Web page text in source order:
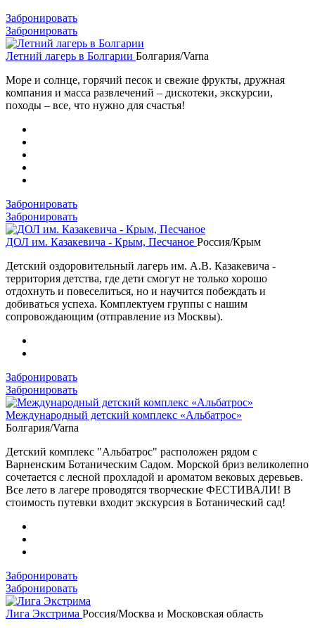
Забронировать
Забронировать
Летний лагерь в Болгарии Болгария/Varna
Море и солнце, горячий песок и свежие фрукты, дружная
компания и масса развлечений – дискотеки, экскурсии,
походы – все, что нужно для счастья!
Забронировать
Забронировать
ДОЛ им. Казакевича - Крым, Песчаное Россия/Крым
Детский оздоровительный лагерь им. А.В. Казакевича -
территория детства, где дети смогут не только хорошо
отдохнуть и повеселиться, но и научится побеждать и
добиваться успеха. Комплектуем группы с нашим
сопровождающим (отправление из Москвы).
Забронировать
Забронировать
Международный детский комплекс «Альбатрос»
Болгария/Varna
Детский комплекс "Альбатрос" расположен рядом с
Варненским Ботаническим Садом. Морской бриз великолепно
сочетается с лесной прохладой и ароматом вековых деревьев.
Все лето в лагере проводятся творческие ФЕСТИВАЛИ! В
стоимость путевки входит экскурсия в Ботанический сад!
Забронировать
Забронировать
Лига Экстрима Россия/Москва и Московская область